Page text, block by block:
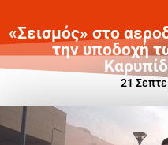
«Σεισμός» στο
την υποδοχή
21